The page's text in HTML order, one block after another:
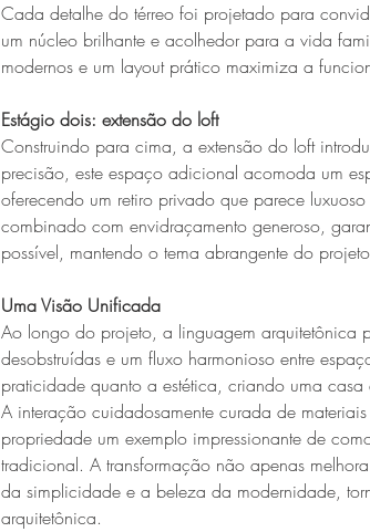
Cada detalhe do térreo foi projetado para
um núcleo brilhante e acolhedor para a vida
modernos e um layout prático maximiza a
Estágio dois: extensão do loft
Construindo para cima, a extensão do loft
precisão, este espaço adicional acomoda um
oferecendo um retiro privado que parece
combinado com envidraçamento generoso,
possível, mantendo o tema abrangente do
Uma Visão Unificada
Ao longo do projeto, a linguagem arquitetônica
desobstruídas e um fluxo harmonioso entre
praticidade quanto a estética, criando uma
A interação cuidadosamente curada de
propriedade um exemplo impressionante de
tradicional. A transformação não apenas
da simplicidade e a beleza da modernidade,
arquitetônica.